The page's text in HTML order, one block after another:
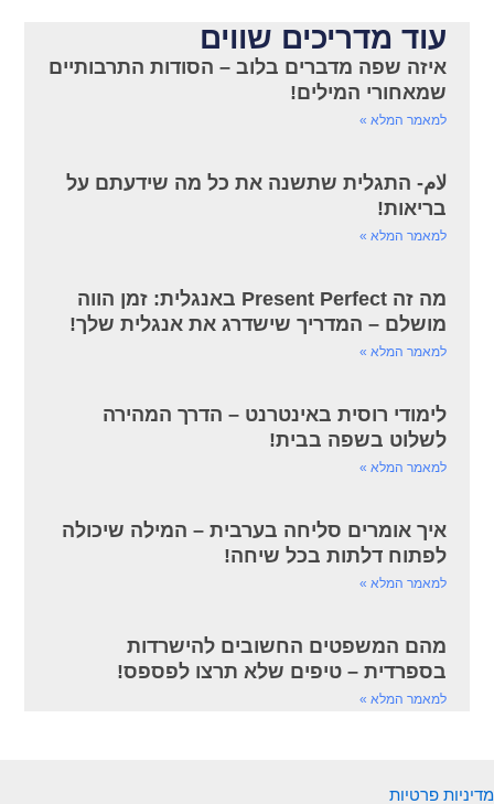
עוד מדריכים שווים
איזה שפה מדברים בלוב – הסודות התרבותיים
שמאחורי המילים!
למאמר המלא »
لام- התגלית שתשנה את כל מה שידעתם על
בריאות!
למאמר המלא »
מה זה Present Perfect באנגלית: זמן הווה
מושלם – המדריך שישדרג את אנגלית שלך!
למאמר המלא »
לימודי רוסית באינטרנט – הדרך המהירה
לשלוט בשפה בבית!
למאמר המלא »
איך אומרים סליחה בערבית – המילה שיכולה
לפתוח דלתות בכל שיחה!
למאמר המלא »
מהם המשפטים החשובים להישרדות
בספרדית – טיפים שלא תרצו לפספס!
למאמר המלא »
מדיניות פרטיות